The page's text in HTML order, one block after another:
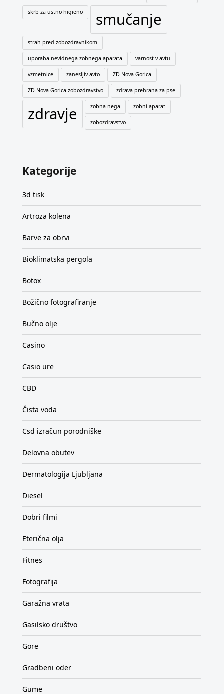
skrb za ustno higieno smučanje
strah pred zobozdravnikom
uporaba nevidnega zobnega aparata varnost v avtu
vzmetnice zanesljiv avto ZD Nova Gorica
ZD Nova Gorica zobozdravstvo zdrava prehrana za pse
zdravje zobna nega zobni aparat
zobozdravstvo
Kategorije
3d tisk
Artroza kolena
Barve za obrvi
Bioklimatska pergola
Botox
Božično fotografiranje
Bučno olje
Casino
Casio ure
CBD
Čista voda
Csd izračun porodniške
Delovna obutev
Dermatologija Ljubljana
Diesel
Dobri filmi
Eterična olja
Fitnes
Fotografija
Garažna vrata
Gasilsko društvo
Gore
Gradbeni oder
Gume